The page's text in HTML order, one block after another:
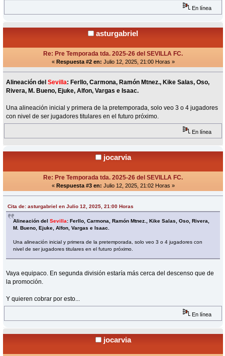
En línea
asturgabriel
Re: Pre Temporada tda. 2025-26 del SEVILLA FC.
« Respuesta #2 en: Julio 12, 2025, 21:00 Horas »
Alineación delSevilla: Ferllo, Carmona, Ramón Mtnez., Kike Salas, Oso,
Rivera, M. Bueno, Ejuke, Alfon, Vargas e Isaac.
Una alineación inicial y primera de la pretemporada, solo veo 3 o 4 jugadores
con nivel de ser jugadores titulares en el futuro próximo.
En línea
jocarvia
Re: Pre Temporada tda. 2025-26 del SEVILLA FC.
« Respuesta #3 en: Julio 12, 2025, 21:02 Horas »
Cita de: asturgabriel en Julio 12, 2025, 21:00 Horas
Alineación delSevilla: Ferllo, Carmona, Ramón Mtnez., Kike Salas, Oso, Rivera,
M. Bueno, Ejuke, Alfon, Vargas e Isaac.
Una alineación inicial y primera de la pretemporada, solo veo 3 o 4 jugadores con
nivel de ser jugadores titulares en el futuro próximo.
Vaya equipaco. En segunda división estaría más cerca del descenso que de
la promoción.
Y quieren cobrar por esto...
En línea
jocarvia